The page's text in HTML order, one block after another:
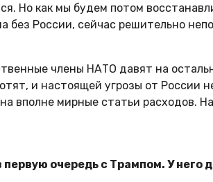
Но как мы будем потом
без России, сейчас решительно
члены НАТО давят на
и настоящей угрозы от
мирные статьи расходов.
очередь с Трампом. У него